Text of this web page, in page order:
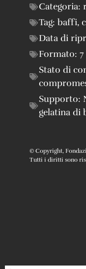
Categoria:
Tag: baffi,
Data di
Formato:
Stato di
Supporto:
gelatina di
© Copyright,
Tutti i diritti sono